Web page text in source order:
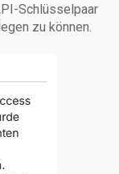
Schlüsselpaar
zu können.